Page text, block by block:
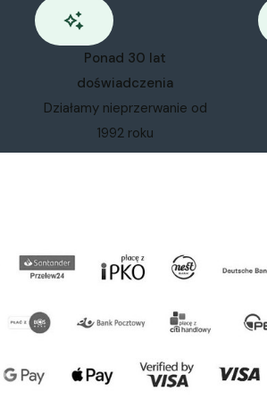
Ponad 30 lat
doświadczenia
Działamy nieprzerwanie od
1992 roku